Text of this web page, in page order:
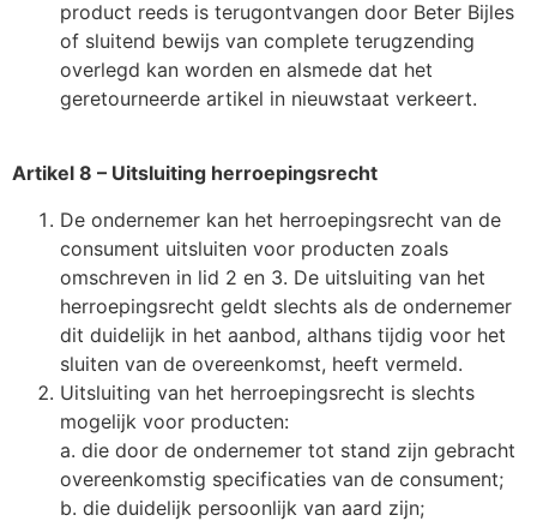
product reeds is terugontvangen door Beter Bijles
of sluitend bewijs van complete terugzending
overlegd kan worden en alsmede dat het
geretourneerde artikel in nieuwstaat verkeert.
Artikel 8 – Uitsluiting herroepingsrecht
De ondernemer kan het herroepingsrecht van de
consument uitsluiten voor producten zoals
omschreven in lid 2 en 3. De uitsluiting van het
herroepingsrecht geldt slechts als de ondernemer
dit duidelijk in het aanbod, althans tijdig voor het
sluiten van de overeenkomst, heeft vermeld.
Uitsluiting van het herroepingsrecht is slechts
mogelijk voor producten:
a. die door de ondernemer tot stand zijn gebracht
overeenkomstig specificaties van de consument;
b. die duidelijk persoonlijk van aard zijn;